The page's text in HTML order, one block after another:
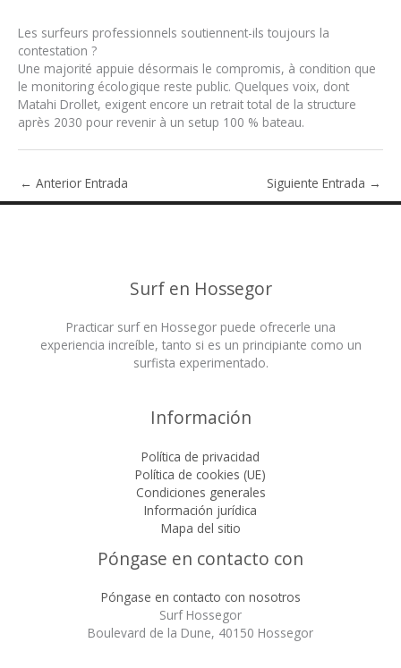
Les surfeurs professionnels soutiennent-ils toujours la
contestation ?
Une majorité appuie désormais le compromis, à condition que
le monitoring écologique reste public. Quelques voix, dont
Matahi Drollet, exigent encore un retrait total de la structure
après 2030 pour revenir à un setup 100 % bateau.
← Anterior Entrada Siguiente Entrada →
Surf en Hossegor
Practicar surf en Hossegor puede ofrecerle una
experiencia increíble, tanto si es un principiante como un
surfista experimentado.
Información
Política de privacidad
Política de cookies (UE)
Condiciones generales
Información jurídica
Mapa del sitio
Póngase en contacto con
Póngase en contacto con nosotros
Surf Hossegor
Boulevard de la Dune, 40150 Hossegor